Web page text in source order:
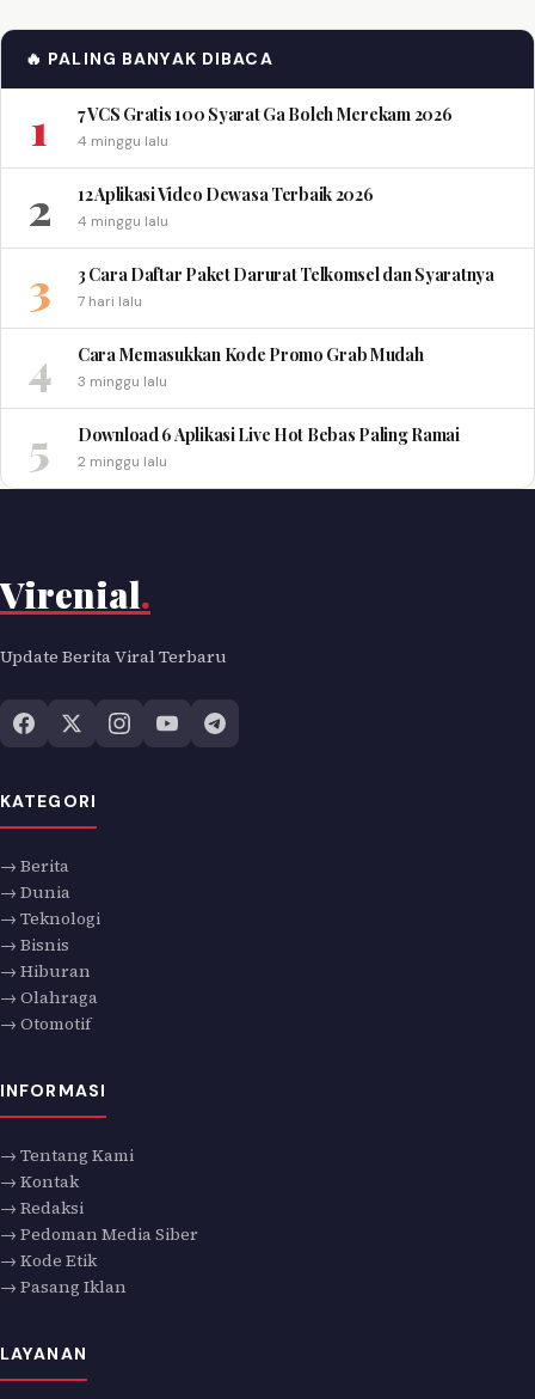
🔥 PALING BANYAK DIBACA
1 7 VCS Gratis 100 Syarat Ga Boleh Merekam 2026
4 minggu lalu
2 12 Aplikasi Video Dewasa Terbaik 2026
4 minggu lalu
3 3 Cara Daftar Paket Darurat Telkomsel dan Syaratnya
7 hari lalu
4 Cara Memasukkan Kode Promo Grab Mudah
3 minggu lalu
5 Download 6 Aplikasi Live Hot Bebas Paling Ramai
2 minggu lalu
Virenial.
Update Berita Viral Terbaru
KATEGORI
→ Berita
→ Dunia
→ Teknologi
→ Bisnis
→ Hiburan
→ Olahraga
→ Otomotif
INFORMASI
→ Tentang Kami
→ Kontak
→ Redaksi
→ Pedoman Media Siber
→ Kode Etik
→ Pasang Iklan
LAYANAN